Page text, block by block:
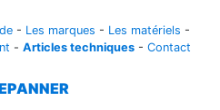
- Les marques - Les matériels -
- Articles techniques - Contact